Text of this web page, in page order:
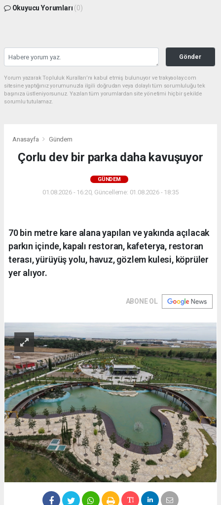
Okuyucu Yorumları (0)
Gönder
Yorum yazarak Topluluk Kuralları’nı kabul etmiş bulunuyor ve trakyaolay.com
sitesine yaptığınız yorumunuzla ilgili doğrudan veya dolaylı tüm sorumluluğu tek
başınıza üstleniyorsunuz. Yazılan tüm yorumlardan site yönetimi hiçbir şekilde
sorumlu tutulamaz.
Anasayfa Gündem
Çorlu dev bir parka daha kavuşuyor
GÜNDEM
01.08.2026 - 16:20, Güncelleme: 01.08.2026 - 18:35
70 bin metre kare alana yapılan ve yakında açılacak
parkın içinde, kapalı restoran, kafeterya, restoran
terası, yürüyüş yolu, havuz, gözlem kulesi, köprüler
yer alıyor.
ABONE OL